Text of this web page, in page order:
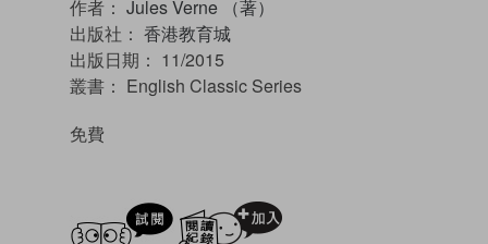
作者： Jules Verne （著）
出版社： 香港教育城
出版日期： 11/2015
叢書： English Classic Series
免費
試閲